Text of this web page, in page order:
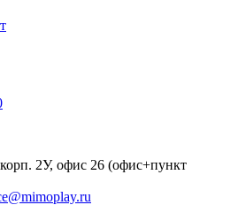
2У, офис 26 (офис+пункт